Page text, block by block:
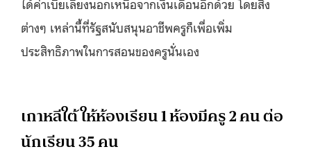
ต่างๆ เหล่านี้ที่รัฐสนับสนุนอาชีพครูก็เพื่อเพิ่ม
ประสิทธิภาพในการสอนของครูนั่นเอง
เกาหลีใต้ ให้ห้องเรียน 1 ห้องมีครู 2 คน ต่อ
นักเรียน 35 คน